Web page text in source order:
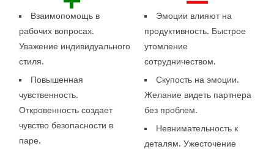
Взаимопомощь в
рабочих вопросах.
Уважение индивидуального
стиля.
Повышенная
чувственность.
Откровенность создает
чувство безопасности в
паре.
Эмоции влияют на
продуктивность. Быстрое
утомление
сотрудничеством.
Скупость на эмоции.
Желание видеть партнера
без проблем.
Невнимательность к
деталям. Ужесточение